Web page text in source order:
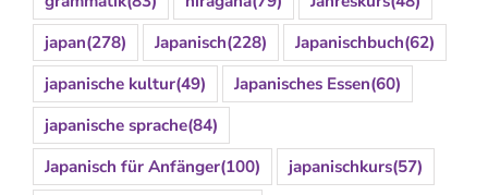
japan(278) Japanisch(228) Japanischbuch(62)
japanische kultur(49) Japanisches Essen(60)
japanische sprache(84)
Japanisch für Anfänger(100) japanischkurs(57)